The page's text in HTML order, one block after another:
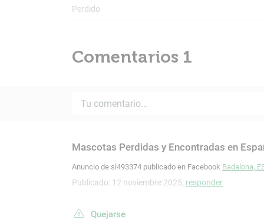
Perdido
Comentarios 1
Mascotas Perdidas y Encontradas en
Anuncio de sl493374 publicado en Facebook Badalona,
Publicado: 12 noviembre 2025, responder
Quejarse